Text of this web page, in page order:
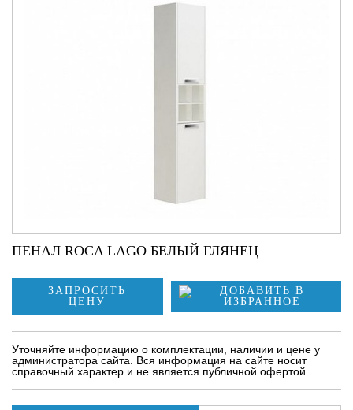
ПЕНАЛ ROCA LAGO БЕЛЫЙ ГЛЯНЕЦ
ЗАПРОСИТЬ
ЦЕНУ
Уточняйте информацию о комплектации, наличии и цене у
администратора сайта. Вся информация на сайте носит
справочный характер и не является публичной офертой